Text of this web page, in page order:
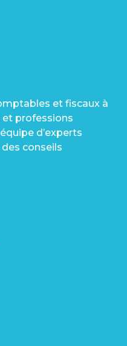
et fiscaux à
et professions
d’experts
conseils